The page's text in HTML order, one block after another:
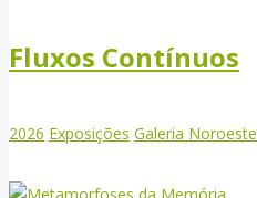
Fluxos Contínuos
2026 Exposições Galeria Noroeste